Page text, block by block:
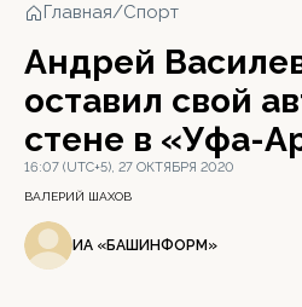
Главная/Спорт
Андрей
оставил свой
стене в «Уфа-
16:07 (UTC+5), 27 ОКТЯБРЯ 2020
ВАЛЕРИЙ ШАХОВ
ИА «БАШИНФОРМ»